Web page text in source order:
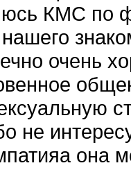
КМС по
очень
не
она